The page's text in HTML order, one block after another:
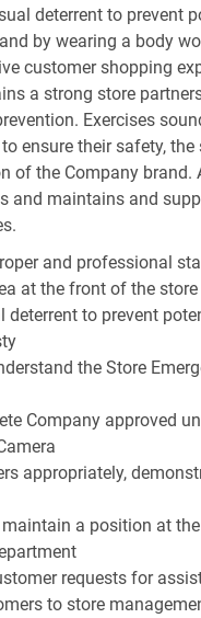
deterrent to prevent
by wearing a body
customer shopping
a strong store
Exercises
ensure their safety,
of the Company brand.
and maintains and
and professional
at the front of the store
deterrent to prevent
the Store
Company approved
appropriately,
a position at
requests for
to store